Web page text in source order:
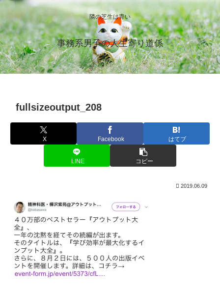
隣の芝生は青い
事務系男子の人生寄り道係
fullsizeoutput_208
X Facebook はてブ
LINE コピー
2019.06.09